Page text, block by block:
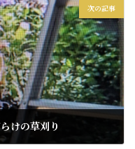
次の記事
けの草刈り